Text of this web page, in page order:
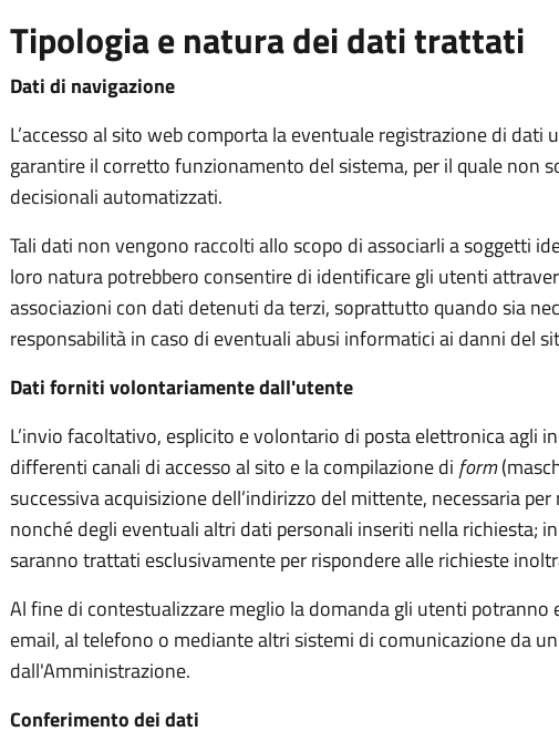
Tipologia e natura dei dati trattati
Dati di navigazione
L’accesso al sito web comporta la eventuale registrazione di dati
garantire il corretto funzionamento del sistema, per il quale non
decisionali automatizzati.
Tali dati non vengono raccolti allo scopo di associarli a soggetti
loro natura potrebbero consentire di identificare gli utenti
associazioni con dati detenuti da terzi, soprattutto quando sia
responsabilità in caso di eventuali abusi informatici ai danni del
Dati forniti volontariamente dall'utente
L’invio facoltativo, esplicito e volontario di posta elettronica agli
differenti canali di accesso al sito e la compilazione di form
successiva acquisizione dell’indirizzo del mittente, necessaria
nonché degli eventuali altri dati personali inseriti nella richiesta;
saranno trattati esclusivamente per rispondere alle richieste
Al fine di contestualizzare meglio la domanda gli utenti potranno
email, al telefono o mediante altri sistemi di comunicazione da
dall'Amministrazione.
Conferimento dei dati